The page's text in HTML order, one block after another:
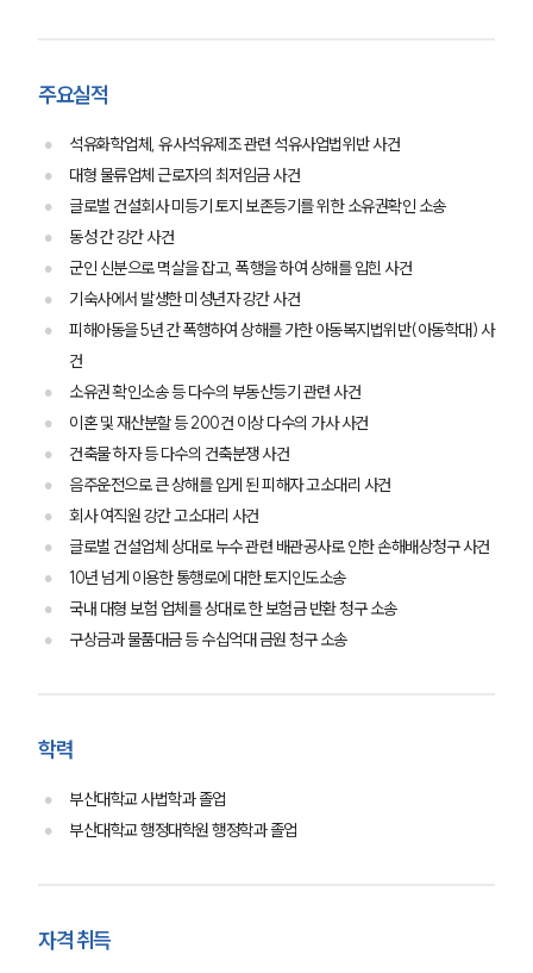
부소개
AI대륜
주요실적
석유화학업체, 유사석유제조 관련 석유사업법위반 사건
대형 물류업체 근로자의 최저임금 사건
글로벌 건설회사 미등기 토지 보존등기를 위한 소유권확인 소송
동성 간 강간 사건
군인 신분으로 멱살을 잡고, 폭행을 하여 상해를 입힌 사건
기숙사에서 발생한 미성년자 강간 사건
피해아동을 5년 간 폭행하여 상해를 가한 아동복지법위반(아동학대) 사
건
소유권 확인소송 등 다수의 부동산등기 관련 사건
이혼 및 재산분할 등 200건 이상 다수의 가사 사건
건축물 하자 등 다수의 건축분쟁 사건
음주운전으로 큰 상해를 입게 된 피해자 고소대리 사건
회사 여직원 강간 고소대리 사건
글로벌 건설업체 상대로 누수 관련 배관공사로 인한 손해배상청구 사건
10년 넘게 이용한 통행로에 대한 토지인도소송
국내 대형 보험 업체를 상대로 한 보험금 반환 청구 소송
구상금과 물품대금 등 수십억대 금원 청구 소송
학력
부산대학교 사법학과 졸업
부산대학교 행정대학원 행정학과 졸업
자격 취득